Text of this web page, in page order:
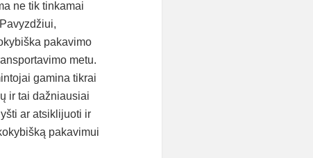
ne tik tinkamai
pakavimo
metu.
gamina tikrai
ir tai dažniausiai
ar atsiklijuoti ir
pakavimui